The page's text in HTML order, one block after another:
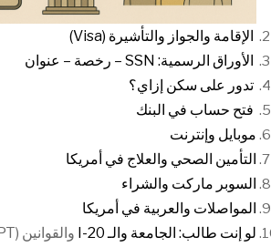
الإقامة والجواز والتأشيرة (Visa)
الأوراق الرسمية: SSN – رخصة – عنوان
تدور على سكن إزاي؟
فتح حساب في البنك
موبايل وإنترنت
التأمين الصحي والعلاج في أمريكا
السوبر ماركت والشراء
المواصلات والعربية في أمريكا
لو إنت طالب: الجامعة والـ I-20
والقوانين (CPT/OPT)